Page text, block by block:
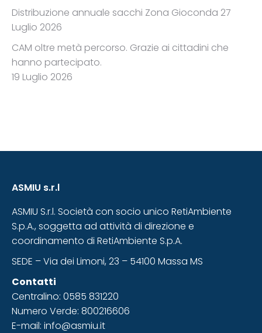
Distribuzione annuale sacchi Zona Gioconda 27
Luglio 2026
CAM oltre metà percorso. Grazie ai cittadini che
hanno partecipato.
19 Luglio 2026
ASMIU s.r.l
ASMIU S.r.l. Società con socio unico RetiAmbiente
S.p.A., soggetta ad attività di direzione e
coordinamento di RetiAmbiente S.p.A.
SEDE – Via dei Limoni, 23 – 54100 Massa MS
Contatti
Centralino: 0585 831220
Numero Verde: 800216606
E-mail: info@asmiu.it